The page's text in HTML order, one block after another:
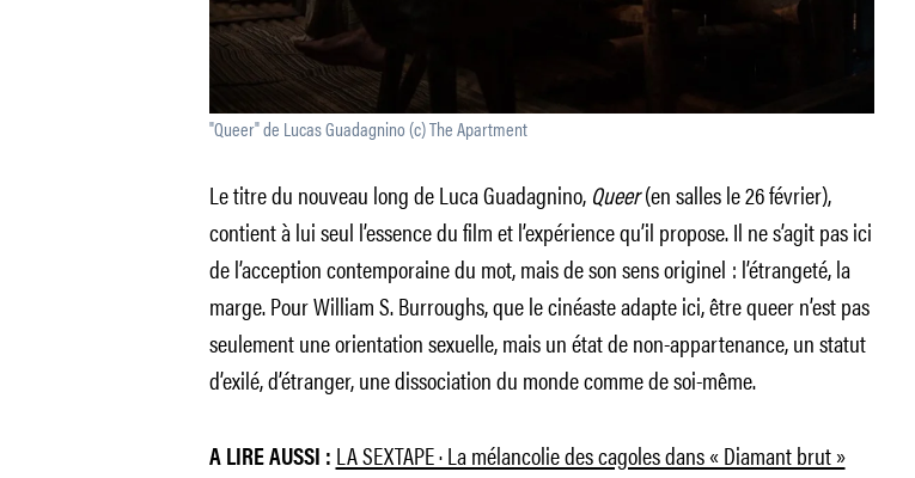
"Queer" de Lucas Guadagnino (c) The Apartment
Le titre du nouveau long de Luca Guadagnino, Queer(en salles le 26 février),
contient à lui seul l’essence du film et l’expérience qu’il propose. Il ne s’agit pas ici
de l’acception contemporaine du mot, mais de son sens originel : l’étrangeté, la
marge. Pour William S. Burroughs, que le cinéaste adapte ici, être queer n’est pas
seulement une orientation sexuelle, mais un état de non-appartenance, un statut
d’exilé, d’étranger, une dissociation du monde comme de soi-même.
A LIRE AUSSI : LA SEXTAPE · La mélancolie des cagoles dans « Diamant brut »